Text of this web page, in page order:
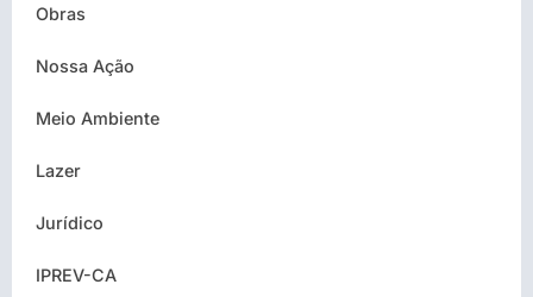
Obras
Nossa Ação
Meio Ambiente
Lazer
Jurídico
IPREV-CA